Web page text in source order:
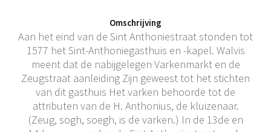
Omschrijving
Aan het eind van de Sint Anthoniestraat stonden tot
1577 het Sint-Anthoniegasthuis en -kapel. Walvis
meent dat de nabijgelegen Varkenmarkt en de
Zeugstraat aanleiding Zijn geweest tot het stichten
van dit gasthuis Het varken behoorde tot de
attributen van de H. Anthonius, de kluizenaar.
(Zeug, sogh, soegh, is de varken.) In de 13de en